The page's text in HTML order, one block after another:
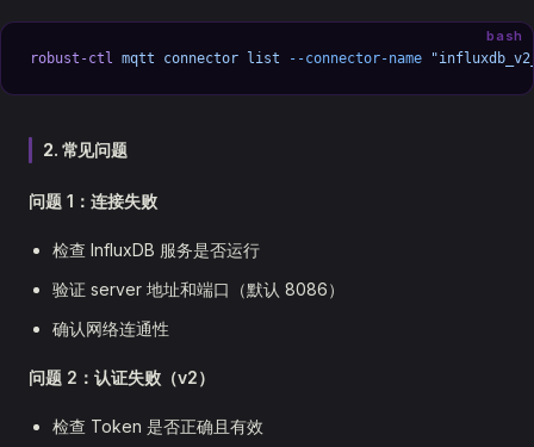
bash
robust-ctl mqtt connector list --connector-name
2. 常见问题
问题 1：连接失败
检查 InfluxDB 服务是否运行
验证 server 地址和端口（默认 8086）
确认网络连通性
问题 2：认证失败（v2）
检查 Token 是否正确且有效